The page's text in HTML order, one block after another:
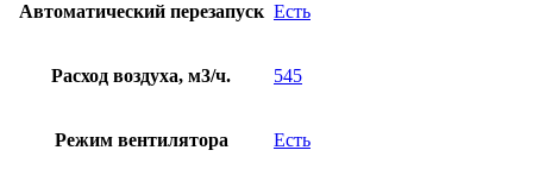
Автоматический перезапуск Есть
Расход воздуха, м3/ч. 545
Режим вентилятора Есть